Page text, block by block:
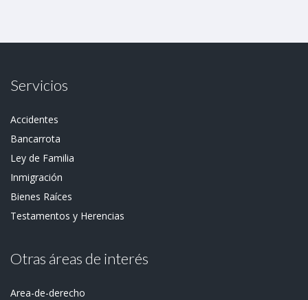
Servicios
Accidentes
Bancarrota
Ley de Familia
Inmigración
Bienes Raíces
Testamentos y Herencias
Otras áreas de interés
Area-de-derecho